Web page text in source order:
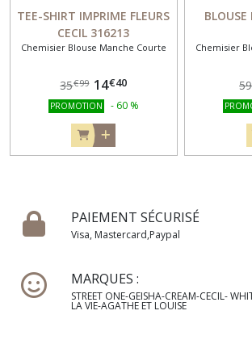
TEE-SHIRT IMPRIME FLEURS
CECIL 316213
Chemisier Blouse Manche Courte
35€99 14€40
PROMOTION - 60 %
BLOUSE
Chemisier
59
PAIEMENT SÉCURISÉ
Visa, Mastercard,Paypal
MARQUES :
STREET ONE-GEISHA-CREAM-CECIL-
LA VIE-AGATHE ET LOUISE